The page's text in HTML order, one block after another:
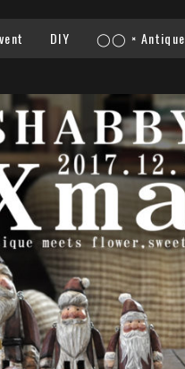
DIY ◯◯ × Antique